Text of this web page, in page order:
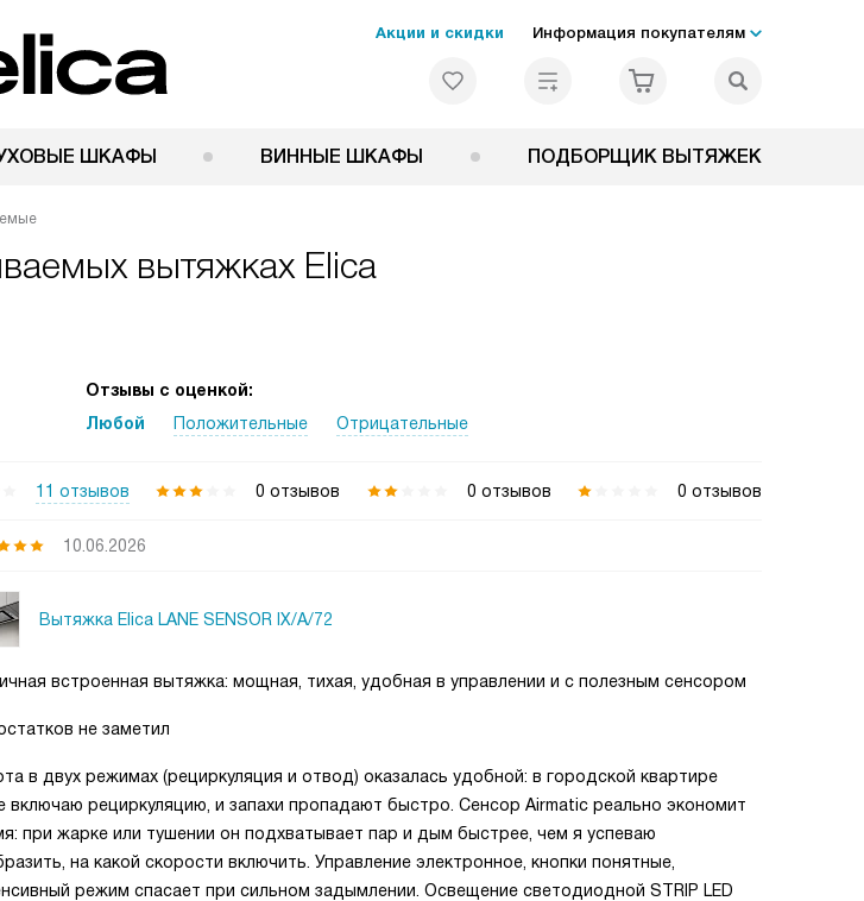
Акции и скидки Информация покупателям
ШКАФЫ ВИННЫЕ ШКАФЫ ПОДБОРЩИК ВЫТЯЖЕК
вытяжках Elica
Отзывы с оценкой:
Любой
Положительные Отрицательные
11 отзывов 0 отзывов 0 отзывов 0 отзывов
10.06.2026
Вытяжка Elica LANE SENSOR IX/A/72
встроенная вытяжка: мощная, тихая, удобная в управлении и с полезным сенсором
не заметил
в двух режимах (рециркуляция и отвод) оказалась удобной: в городской квартире
включаю рециркуляцию, и запахи пропадают быстро. Сенсор Airmatic реально экономит
при жарке или тушении он подхватывает пар и дым быстрее, чем я успеваю
на какой скорости включить. Управление электронное, кнопки понятные,
режим спасает при сильном задымлении. Освещение светодиодной STRIP LED